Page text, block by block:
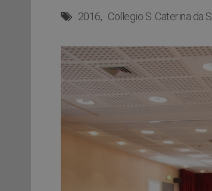
2016 Collegio S. Caterina da